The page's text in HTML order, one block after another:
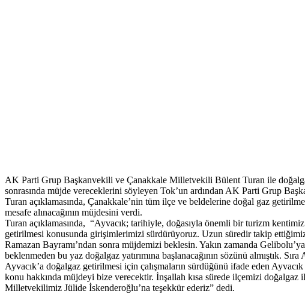
AK Parti Grup Başkanvekili ve Çanakkale Milletvekili Bülent Turan ile
sonrasında müjde vereceklerini söyleyen Tok’un ardından AK Parti Grup
Turan açıklamasında, Çanakkale’nin tüm ilçe ve beldelerine doğal gaz
mesafe alınacağının müjdesini verdi.
Turan açıklamasında, “Ayvacık; tarihiyle, doğasıyla önemli bir turizm
getirilmesi konusunda girişimlerimizi sürdürüyoruz. Uzun süredir takip
Ramazan Bayramı’ndan sonra müjdemizi beklesin. Yakın zamanda
beklenmeden bu yaz doğalgaz yatırımına başlanacağının sözünü almıştık.
Ayvacık’a doğalgaz getirilmesi için çalışmaların sürdüğünü ifade eden
konu hakkında müjdeyi bize verecektir. İnşallah kısa sürede ilçemizi
Milletvekilimiz Jülide İskenderoğlu’na teşekkür ederiz” dedi.